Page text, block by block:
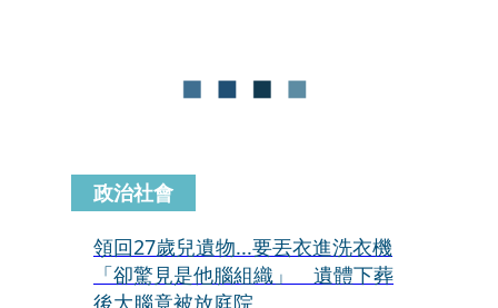
政治社會
領回27歲兒遺物...要丟衣進洗衣機
「卻驚見是他腦組織」 遺體下葬
後大腦竟被放庭院